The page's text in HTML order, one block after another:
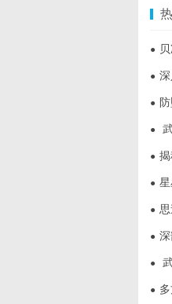
●
● 深
● 防
●
●
●
● 思
●
●
● 多